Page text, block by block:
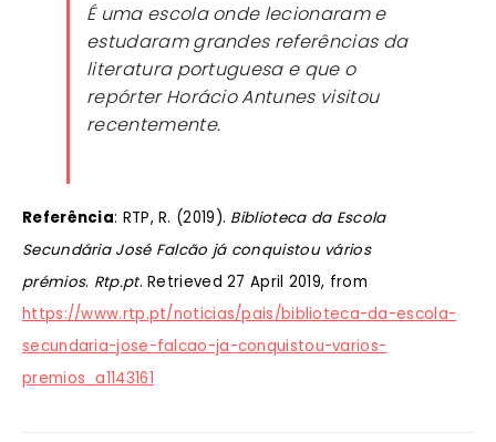
É uma escola onde lecionaram e
estudaram grandes referências da
literatura portuguesa e que o
repórter Horácio Antunes visitou
recentemente.
Referência: RTP, R. (2019). Biblioteca da Escola
Secundária José Falcão já conquistou vários
prémios. Rtp.pt. Retrieved 27 April 2019, from
https://www.rtp.pt/noticias/pais/biblioteca-da-escola-
secundaria-jose-falcao-ja-conquistou-varios-
premios_a1143161